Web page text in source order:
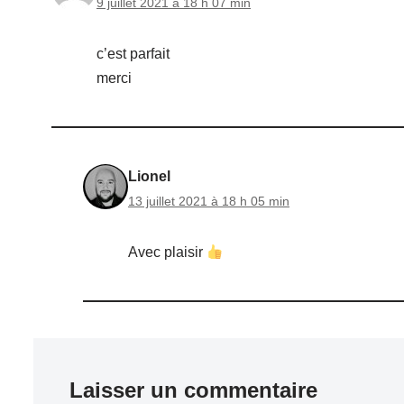
9 juillet 2021 à 18 h 07 min
c’est parfait
merci
Lionel
13 juillet 2021 à 18 h 05 min
Avec plaisir
Laisser un commentaire